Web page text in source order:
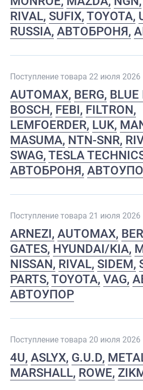
RIVAL SUFIX TOYOTA
RUSSIA АВТОБРОНЯ
Поступление товара 22 июля 2026
AUTOMAX BERG BLUE
BOSCH FEBI FILTRON
LEMFOERDER LUK
MASUMA NTN-SNR
SWAG TESLA
АВТОБРОНЯ
Поступление товара 21 июля 2026
ARNEZI AUTOMAX
GATES HYUNDAI/KIA
NISSAN RIVAL SIDEM
PARTS TOYOTA VAG
АВТОУПОР
Поступление товара 20 июля 2026
4U ASLYX G.U.D
MARSHALL ROWE